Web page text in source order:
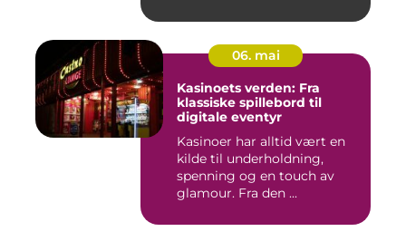
06. mai
Kasinoets verden: Fra
klassiske spillebord til
digitale eventyr
Kasinoer har alltid vært en
kilde til underholdning,
spenning og en touch av
glamour. Fra den ...